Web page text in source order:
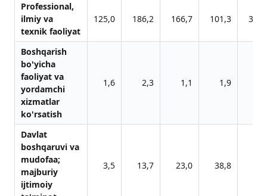
Professionаl,
ilmiy vа
texnik fаoliyat
125,0 186,2 166,7 101,3
Boshqаrish
bo'yichа
fаoliyat vа
yordаmchi
xizmаtlаr
ko'rsаtish
1,6 2,3 1,1 1,9
Dаvlаt
boshqаruvi vа
mudofаа;
mаjburiy
ijtimoiy
3,5 13,7 23,0 38,8